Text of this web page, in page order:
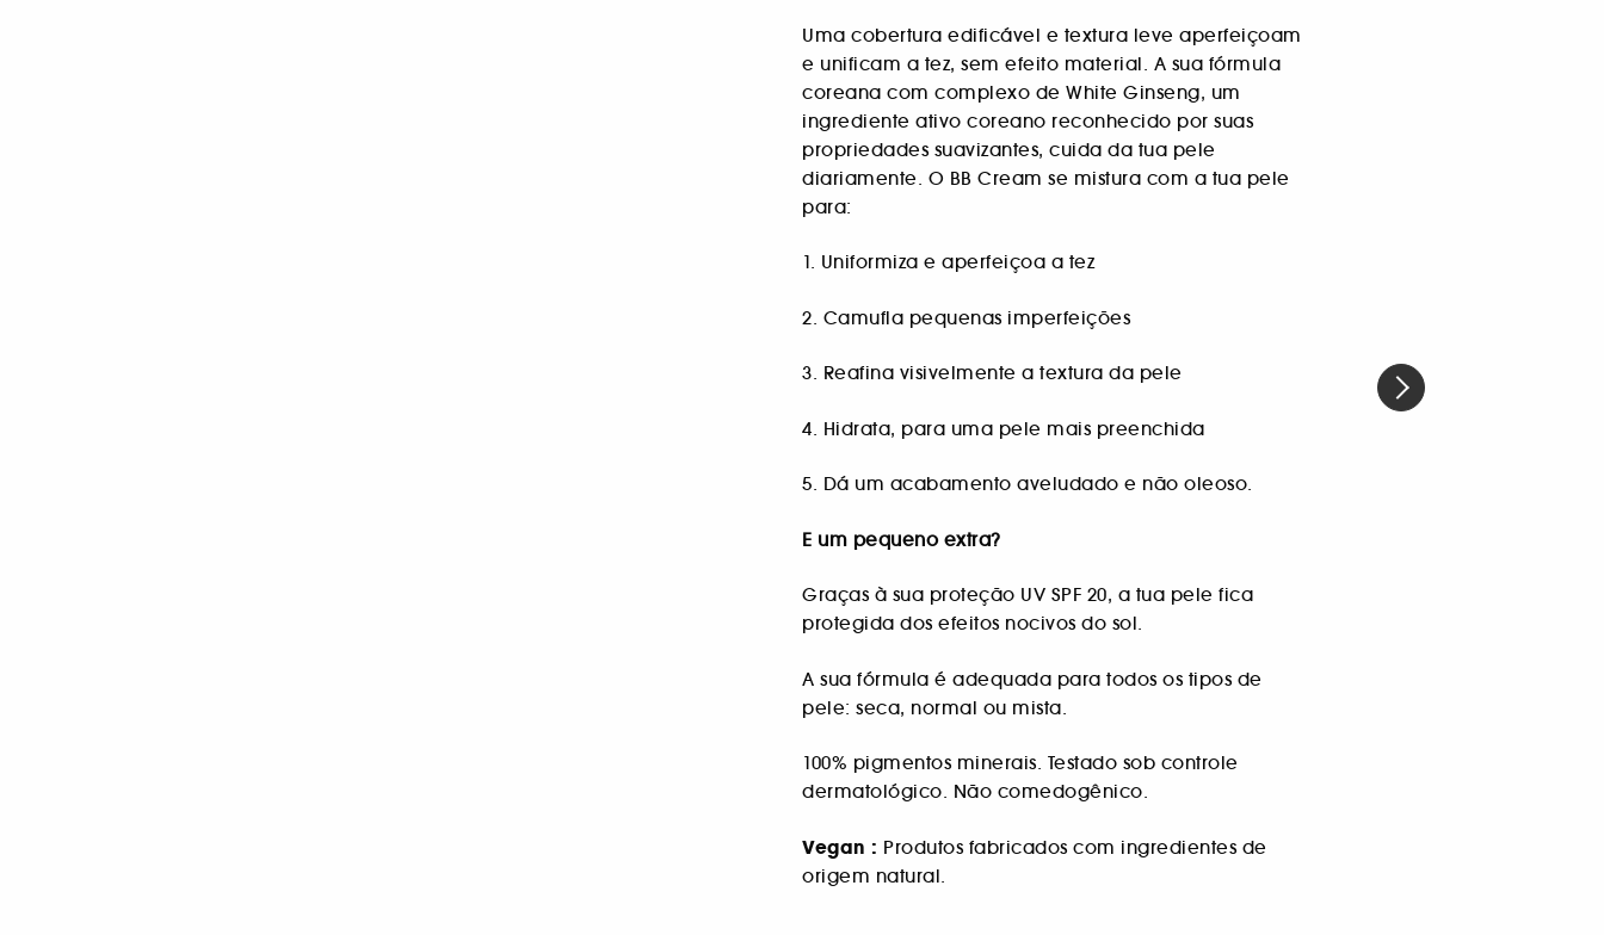
Uma cobertura edificável e textura leve aperfeiçoam
e unificam a tez, sem efeito material. A sua fórmula
coreana com complexo de White Ginseng, um
ingrediente ativo coreano reconhecido por suas
propriedades suavizantes, cuida da tua pele
diariamente. O BB Cream se mistura com a tua pele
para:
1. Uniformiza e aperfeiçoa a tez
2. Camufla pequenas imperfeições
3. Reafina visivelmente a textura da pele
4. Hidrata, para uma pele mais preenchida
5. Dá um acabamento aveludado e não oleoso.
E um pequeno extra?
Graças à sua proteção UV SPF 20, a tua pele fica
protegida dos efeitos nocivos do sol.
A sua fórmula é adequada para todos os tipos de
pele: seca, normal ou mista.
100% pigmentos minerais. Testado sob controle
dermatológico. Não comedogênico.
Vegan : Produtos fabricados com ingredientes de
origem natural.